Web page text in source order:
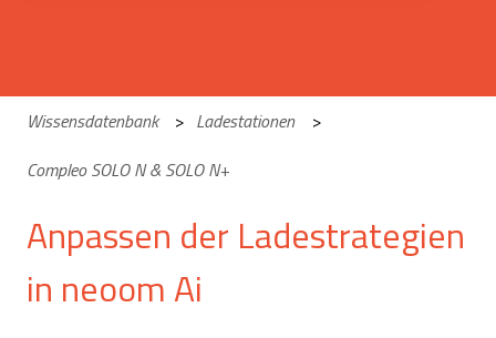
Wissensdatenbank
Ladestationen
Compleo SOLO N & SOLO N+
Anpassen der Ladestrategien
in neoom Ai